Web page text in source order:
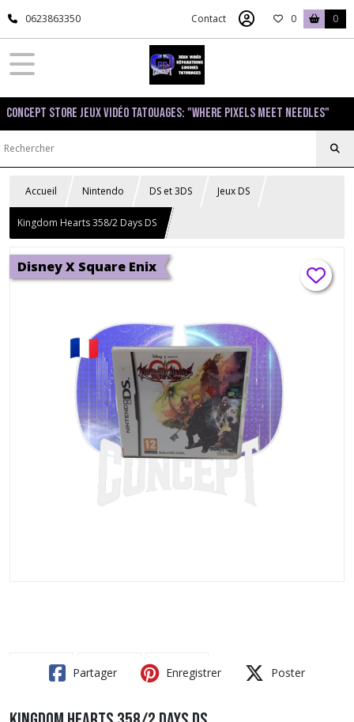
0623863350 Contact 0 0
Concept Store Jeux Vidéo Tatouages: "Where pixels meet needles"
Accueil Nintendo DS et 3DS Jeux DS
Kingdom Hearts 358/2 Days DS
Disney X Square Enix
Partager Enregistrer Poster